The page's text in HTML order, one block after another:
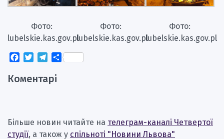
Фото:
lubelskie.kas.gov.pl
Фото:
lubelskie.kas.gov.pl
Фото:
lubelskie.kas.gov.pl
Facebook
TwitterTelegram
Поділитися
Коментарі
Більше новин читайте на телеграм-каналі Четвертої
студії, а також у спільноті "Новини Львова"